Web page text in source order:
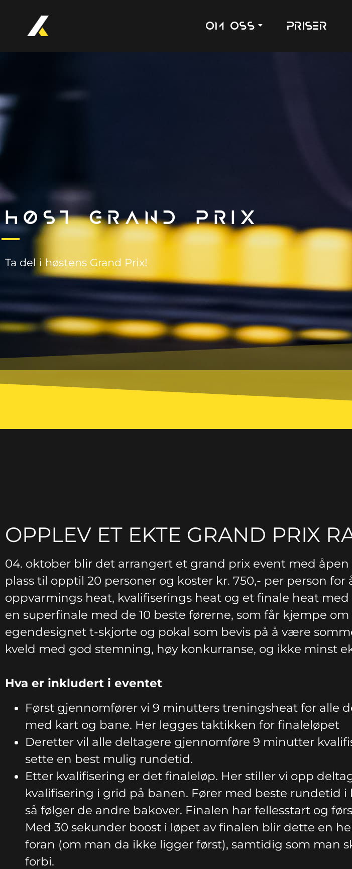
Om oss Priser
Høst Grand Prix
Ta del i høstens Grand Prix!
OPPLEV ET EKTE GRAND PRIX
04. oktober blir det arrangert et grand prix event med åpen
plass til opptil 20 personer og koster kr. 750,- per person
oppvarmings heat, kvalifiserings heat og et finale heat
en superfinale med de 10 beste førerne, som får kjempe
egendesignet t-skjorte og pokal som bevis på å være
kveld med god stemning, høy konkurranse, og ikke minst
Hva er inkludert i eventet
Først gjennomfører vi 9 minutters treningsheat for alle
med kart og bane. Her legges taktikken for finaleløpet
Deretter vil alle deltagere gjennomføre 9 minutter
sette en best mulig rundetid.
Etter kvalifisering er det finaleløp. Her stiller vi opp
kvalifisering i grid på banen. Fører med beste rundetid i
så følger de andre bakover. Finalen har fellesstart og
Med 30 sekunder boost i løpet av finalen blir dette en
foran (om man da ikke ligger først), samtidig som man
forbi.